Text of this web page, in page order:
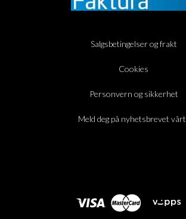
Salgsbetingelser og frakt
Cookies
Personvern og sikkerhet
Meld deg på nyhetsbrevet